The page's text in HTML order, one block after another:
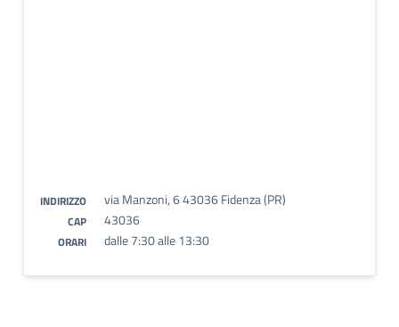
INDIRIZZO via Manzoni, 6 43036 Fidenza (PR)
CAP 43036
ORARI dalle 7:30 alle 13:30